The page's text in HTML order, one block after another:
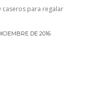
caseros para regalar
DE 2016